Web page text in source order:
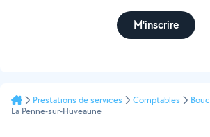
M'inscrire
Prestations de services Comptables
La Penne-sur-Huveaune